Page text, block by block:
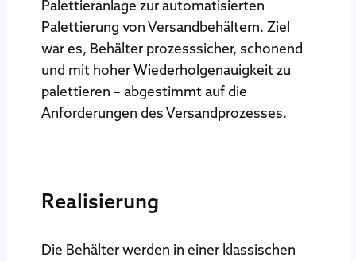
Palettieranlage zur automatisierten
Palettierung von Versandbehältern. Ziel
war es, Behälter prozesssicher, schonend
und mit hoher Wiederholgenauigkeit zu
palettieren – abgestimmt auf die
Anforderungen des Versandprozesses.
Realisierung
Die Behälter werden in einer klassischen